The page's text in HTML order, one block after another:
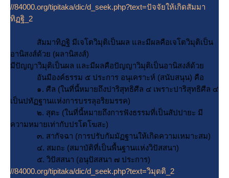
//84000.org/tipitaka/dic/d_seek.php?text=ปัจจัยให้เกิดสัมมา
ทิฏฐิ_2
สัมมาทิฏฐิ มีเจโตวิมุติเป็นผล และมีผลคือเจโตวิมุติเป็น
อานิสงส์ด้วย (ผลานิสงส์)
มีปัญญาวิมุติเป็นผล และมีผลคือปัญญาวิมุติเป็นอานิสงส์ด้ว
อันมีองค์ธรรม ๕ ประการ อนุเคราะห์ (สนับสนุน) คือ
๑. ศีล (ในที่นี้หมายถึงปาริสุทธิศีล ๔ เพราะปาริสุทธิศีล ๔
เป็นปทัฏฐานแห่งการบรรลุอริยมรรค)
๒. สุตะ (ในที่นี้หมายถึงการฟังธรรมที่เป็นสัปปายะ มี
ความหมายเท่ากับปรโตโฆสะ)
๓. สากัจฉา (การปรับกัมมัฏฐานให้เกิดความเหมาะสม)
๔. สมถะ (สมาบัติที่เป็นพื้นฐานแห่งวิปัสสนา)
๕. วิปัสสนา (อนุปัสสนา ๗ ประการ)
//84000.org/tipitaka/dic/d_seek.php?text=วิมุตติ_2